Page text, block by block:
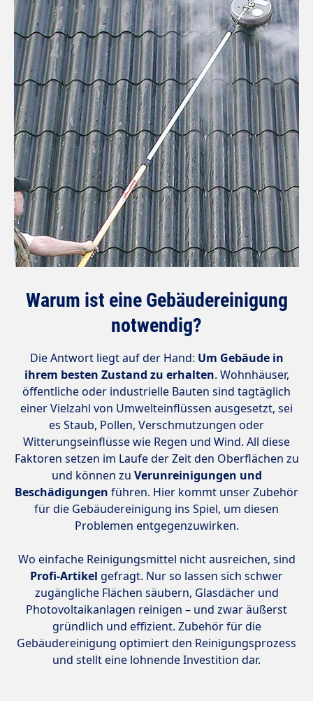
Warum ist eine Gebäudereinigung
notwendig?
Die Antwort liegt auf der Hand: Um Gebäude in
ihrem besten Zustand zu erhalten. Wohnhäuser,
öffentliche oder industrielle Bauten sind tagtäglich
einer Vielzahl von Umwelteinflüssen ausgesetzt, sei
es Staub, Pollen, Verschmutzungen oder
Witterungseinflüsse wie Regen und Wind. All diese
Faktoren setzen im Laufe der Zeit den Oberflächen zu
und können zu Verunreinigungen und
Beschädigungen führen. Hier kommt unser Zubehör
für die Gebäudereinigung ins Spiel, um diesen
Problemen entgegenzuwirken.
Wo einfache Reinigungsmittel nicht ausreichen, sind
Profi-Artikel gefragt. Nur so lassen sich schwer
zugängliche Flächen säubern, Glasdächer und
Photovoltaikanlagen reinigen – und zwar äußerst
gründlich und effizient. Zubehör für die
Gebäudereinigung optimiert den Reinigungsprozess
und stellt eine lohnende Investition dar.